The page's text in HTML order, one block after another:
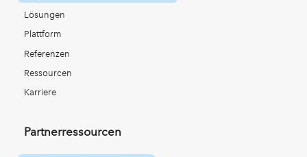
Lösungen
Plattform
Referenzen
Ressourcen
Karriere
Partnerressourcen